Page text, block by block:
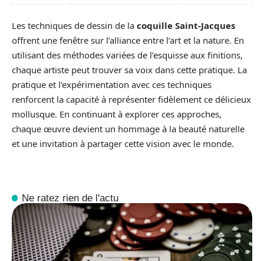
Les techniques de dessin de la coquille Saint-Jacques
offrent une fenêtre sur l’alliance entre l’art et la nature. En
utilisant des méthodes variées de l’esquisse aux finitions,
chaque artiste peut trouver sa voix dans cette pratique. La
pratique et l’expérimentation avec ces techniques
renforcent la capacité à représenter fidèlement ce délicieux
mollusque. En continuant à explorer ces approches,
chaque œuvre devient un hommage à la beauté naturelle
et une invitation à partager cette vision avec le monde.
Ne ratez rien de l'actu